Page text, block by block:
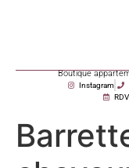
Boutique
Instagram